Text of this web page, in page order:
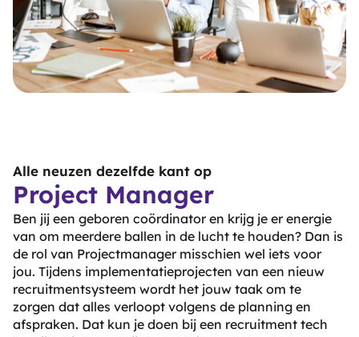
Alle neuzen dezelfde kant op
Project Manager
Ben jij een geboren coördinator en krijg je er energie
van om meerdere ballen in de lucht te houden? Dan is
de rol van Projectmanager misschien wel iets voor
jou. Tijdens implementatieprojecten van een nieuw
recruitmentsysteem wordt het jouw taak om te
zorgen dat alles verloopt volgens de planning en
afspraken. Dat kun je doen bij een recruitment tech